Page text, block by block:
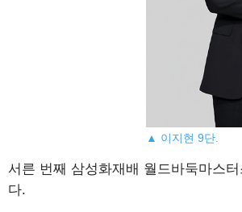
▲ 이지현 9단.
서른 번째 삼성화재배 월드바둑마스
다.